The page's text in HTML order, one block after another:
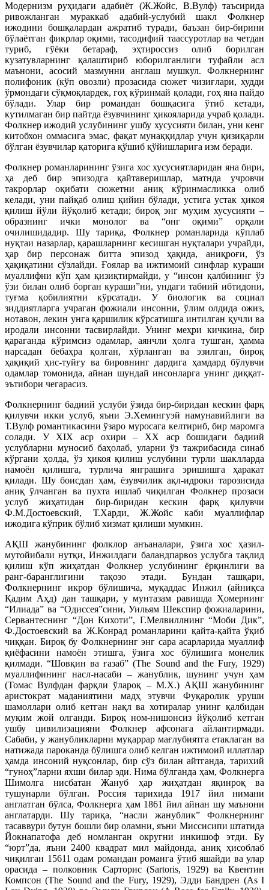
Модернизм руҳидаги адабиёт (Ж.Жойс, В.Вулф) таъсирида
ривожланган мураккаб адабий-услубий шакл Фолкнер
ижодини бошқалардан ажратиб туради, баъзан бир-бирини
бўлаётган фикрлар оқими, тасодифий таассуротлар ва четдан
туриб, гўёки бетараф, эҳтироссиз олиб борилган
кузатувларнинг қалаштириб юборилганлиги туфайли асл
маънони, асосий мазмунни англаш мушкул. Фолкнернинг
полифоник (кўп овозли) прозасида сюжет чизиғлари, худди
ўрмондаги сўқмоқлардек, гоҳ кўринмай қолади, гоҳ яна пайдо
бўлади. Улар бир романдан бошқасига ўтиб кетади,
кутилмаган бир пайтда ёзувчининг ҳикояларида учраб қолади.
Фолкнер ижодий услубининг ушбу хусусияти билан, уни кенг
китобхон оммасига эмас, фақат мунаққидлар учун қизиқарли
бўлган ёзувчилар қаторига қўшиб қўйишларига изм беради.
Фолкнер романларининг ўзига хос хусусиятларидан яна бири,
ҳа деб бир эпизодга қайтаверишлар, матнда учровчи
такрорлар оқибати сюжетни аниқ кўринмасликка олиб
келади, уни пайқаб олиш қийин бўлади, устига устак ҳикоя
қилиш йўли йўқолиб кетади; бироқ энг муҳим хусусияти –
образнинг ички монолог ва “онг оқими” орқали
очилишидадир. Шу тариқа, Фолкнер романларида кўплаб
нуқтаи назарлар, қарашларнинг кесишган нуқталари учрайди,
ҳар бир персонаж битта эпизод ҳақида, аниқроғи, ўз
ҳақиқатини сўзлайди. Ғоялар ва ижтимоий синфлар кураши
муаллифни кўп ҳам қизиқтирмайди, у “инсон қалбининг ўз
ўзи билан олиб борган кураши”ни, ундаги табиий ибтидони,
туғма қобилиятни кўрсатади. У биологик ва социал
зиддиятларга учраган фожиали инсонни, ўлим олдида ожиз,
нотавон, лекин унга қаршилик кўрсатишга интилган қучли ва
иродали инсонни тасвирлайди. Унинг меҳри кичкина, бир
қараганда кўримсиз одамлар, аянчли ҳолга тушган, ҳамма
нарсадан бебаҳра қолган, хўрланган ва эзилган, бироқ
ҳақиқий ҳис-туйғу ва бировнинг дардига ҳамдард бўлувчи
одамлар томонида, айнан шундай инсонларга унинг диққат-
эътибори чегарасиз.
Фолкнернинг бадиий услуби ўзида бир-биридан кескин фарқ
қилувчи икки услуб, яъни Э.Хемингуэй намунавийлиги ва
Т.Вулф романтикасини ўзаро муросага келтириб, бир маромга
солади. У XIX аср охири – XX аср бошидаги бадиий
услубларни муносиб баҳолаб, уларни ўз тажрибасида синаб
кўргани ҳолда, ўз ҳикоя қилиш услубини турли шаклларда
намоён қилишга, турлича янграшига эришишга ҳаракат
қилади. Шу боисдан ҳам, ёзувчилик ақл-идроки тарозисида
аниқ ўлчанган ва пухта ишлаб чиқилган Фолкнер прозаси
услуб жиҳатидан бир-биридан кескин фарқ қилувчи
Ф.М.Достоевский, Т.Харди, Ж.Жойс каби муаллифлар
ижодига кўприк бўлиб хизмат қилиши мумкин.
АҚШ жанубининг фолклор анъаналари, ўзига хос ҳазил-
мутойибали нутқи, Инжилдаги баландпарвоз услубга тақлид
қилиш кўп жиҳатдан Фолкнер услубининг ёрқинлиги ва
ранг-баранглигини тақозо этади. Бундан ташқари,
Фолкнернинг икрор бўлишича, муқаддас Инжил (айниқса
Қадим Аҳд) дан ташқари, у мунтазам равишда Ҳомернинг
“Илиада” ва “Одиссея”сини, Уильям Шекспир фожиаларини,
Сервантеснинг “Дон Кихоти”, Г.Мелвиллнинг “Моби Дик”,
Ф.Достоевский ва Ж.Конрад романларини қайта-қайта ўқиб
чиққан. Бироқ бу Фолкнернинг энг сара асарларида муаллиф
қиёфасини намоён этишга, ўзига хос бўлишига монелик
қилмади. “Шовқин ва ғазаб” (The Sound and the Fury, 1929)
муаллифининг насл-насаби – жанублик, шунинг учун ҳам
(Томас Вулфдан фарқли ўлароқ – М.Х.) АҚШ жанубининг
аристократ маданиятини мадҳ этувчи Фуқаролик уруши
шамоллари олиб кетган нақл ва хотиралар унинг қалбидан
муқим жой олганди. Бироқ ном-нишонсиз йўқолиб кетган
ушбу цивилизацияни Фолкнер афсонага айлантирмади.
Сабаби, у жанубликларни муқаррар мағлубиятга етаклаган ва
натижада пароканда бўлишга олиб келган ижтимоий иллатлар
ҳамда инсоний нуқсонлар, бир сўз билан айтганда, тарихий
“гуноҳ”ларни яхши билар эди. Нима бўлганда ҳам, Фолкнерга
Шимолга нисбатан Жануб ҳар жиҳатдан яқинроқ ва
тушунарли бўлган. Россия тарихида 1917 йил нимани
англатган бўлса, Фолкнерга ҳам 1861 йил айнан шу маънони
англатарди. Шу тариқа, “насли жанублик” Фолкнернинг
тасаввури бутун бошли бир оламни, яъни Миссисипи штатида
Йокнапатофа деб номланган округни инкишоф этди. Бу
“юрт”да, яъни 2400 квадрат мил майдонда, аниқ ҳисоблаб
чиқилган 15611 одам романдан романга ўтиб яшайди ва улар
орасида – полковник Сарторис (Sartoris, 1929) ва Квентин
Компсон (The Sound and the Fury, 1929), Эдди Бандрен (As I